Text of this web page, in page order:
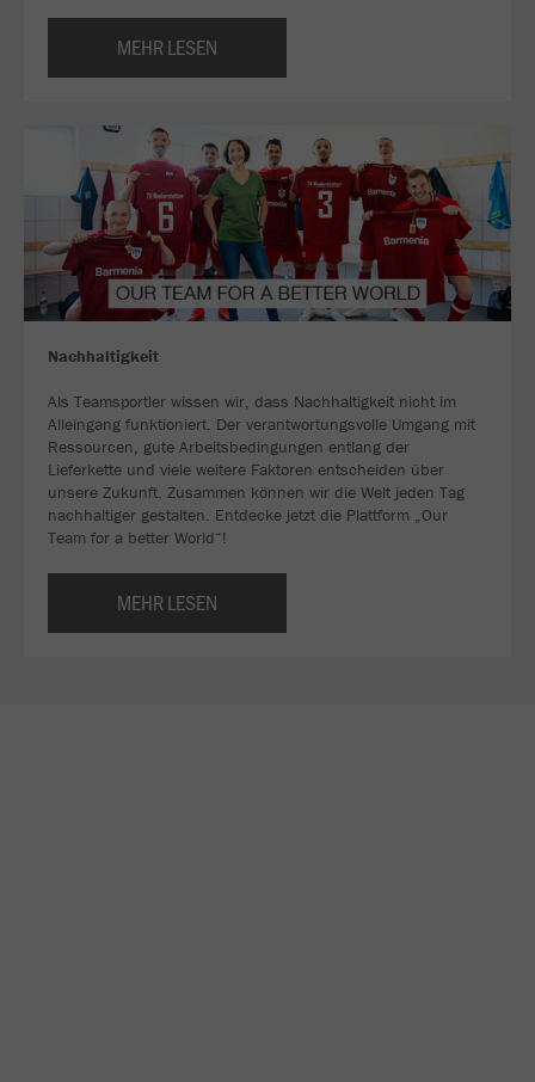
MEHR LESEN
Nachhaltigkeit
Als Teamsportler wissen wir, dass Nachhaltigkeit nicht im
Alleingang funktioniert. Der verantwortungsvolle Umgang mit
Ressourcen, gute Arbeitsbedingungen entlang der
Lieferkette und viele weitere Faktoren entscheiden über
unsere Zukunft. Zusammen können wir die Welt jeden Tag
nachhaltiger gestalten. Entdecke jetzt die Plattform „Our
Team for a better World“!
MEHR LESEN